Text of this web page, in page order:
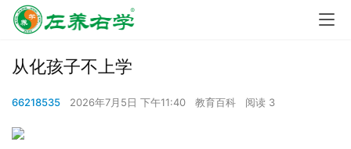
从化孩子不上学
66218535 2026年7月5日 下午11:40 教育百科 阅读 3